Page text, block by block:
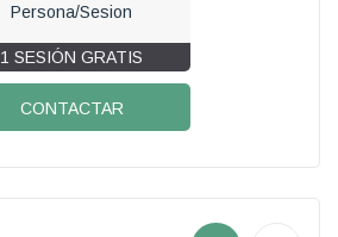
Persona/Sesion
1 SESIÓN GRATIS
CONTACTAR